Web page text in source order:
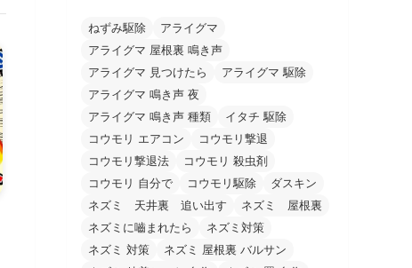
ねずみ駆除
アライグマ
アライグマ 屋根裏 鳴き声
アライグマ 見つけたら
アライグマ 駆除
アライグマ 鳴き声 夜
アライグマ 鳴き声 種類
イタチ 駆除
コウモリ エアコン
コウモリ撃退
コウモリ撃退法
コウモリ 殺虫剤
コウモリ 自分で
コウモリ駆除
ダスキン
ネズミ 天井裏 追い出す
ネズミ 屋根裏
ネズミに嚙まれたら
ネズミ対策
ネズミ 対策
ネズミ 屋根裏 バルサン